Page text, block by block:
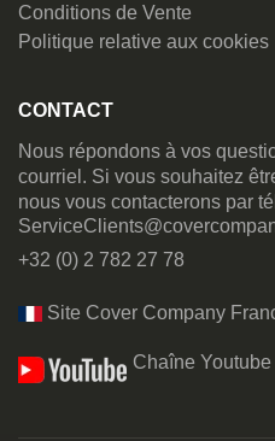
Conditions de Vente
Politique relative aux cookies
CONTACT
Nous répondons à vos
courriel. Si vous souhaitez
nous vous contacterons par
+32 (0) 2 782 27 78
Site Cover Company
Chaîne